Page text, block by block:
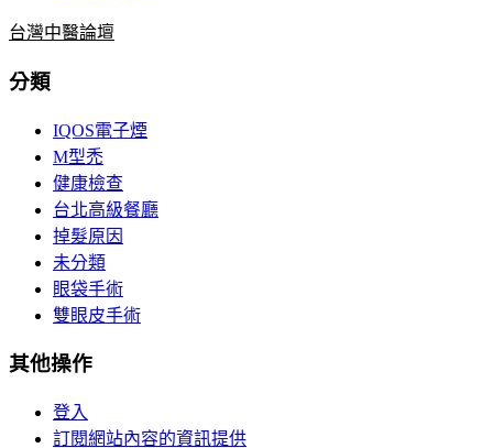
台灣中醫論壇
分類
IQOS電子煙
M型禿
健康檢查
台北高級餐廳
掉髮原因
未分類
眼袋手術
雙眼皮手術
其他操作
登入
訂閱網站內容的資訊提供